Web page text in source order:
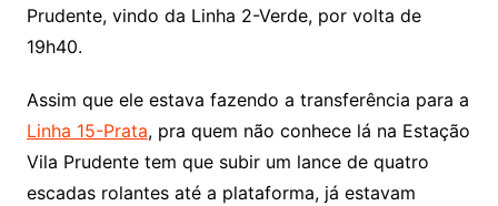
Prudente, vindo da Linha 2-Verde, por volta de
19h40.
Assim que ele estava fazendo a transferência para a
Linha 15-Prata, pra quem não conhece lá na Estação
Vila Prudente tem que subir um lance de quatro
escadas rolantes até a plataforma, já estavam